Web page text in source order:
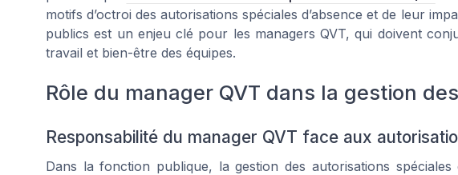
motifs d’octroi des autorisations spéciales d’absence et de leur
publics est un enjeu clé pour les managers QVT, qui doivent
travail et bien-être des équipes.
Rôle du manager QVT dans la gestion
Responsabilité du manager QVT face aux
Dans la fonction publique, la gestion des autorisations spéciales